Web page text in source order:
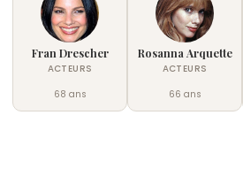
Fran Drescher
ACTEURS
68 ans
Rosanna Arquette
ACTEURS
66 ans